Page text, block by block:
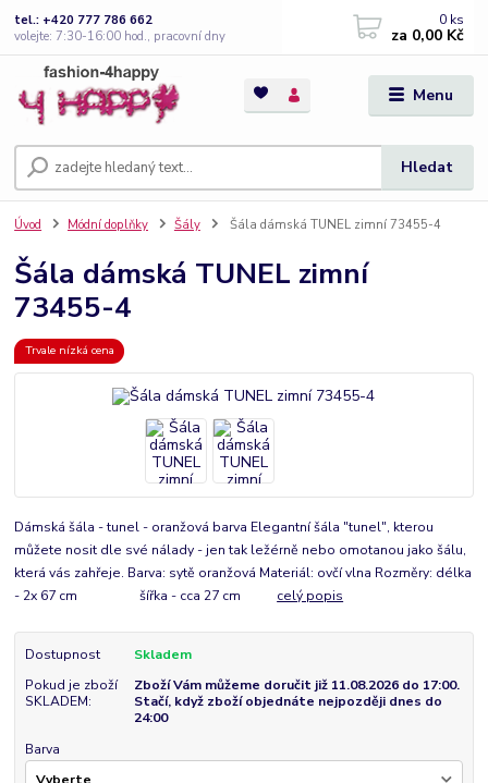
Menu
Hledat
tel.: +420 777 786 662
volejte: 7:30-16:00 hod., pracovní dny
0 ks
za 0,00 Kč
Úvod Módní doplňky Šály Šála dámská TUNEL zimní 73455-4
Šála dámská TUNEL zimní
73455-4
Trvale nízká cena
Dámská šála - tunel - oranžová barva Elegantní šála "tunel", kterou
můžete nosit dle své nálady - jen tak ležérně nebo omotanou jako šálu,
která vás zahřeje. Barva: sytě oranžová Materiál: ovčí vlna Rozměry: délka
- 2x 67 cm šířka - cca 27 cm celý popis
Dostupnost
Skladem
Pokud je zboží
SKLADEM:
Zboží Vám můžeme doručit již 11.08.2026 do 17:00.
Stačí, když zboží objednáte nejpozději dnes do
24:00
Barva